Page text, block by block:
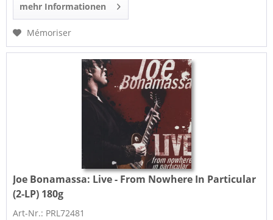
mehr Informationen
Mémoriser
Joe Bonamassa: Live - From Nowhere In Particular
(2-LP) 180g
Art-Nr.: PRL72481